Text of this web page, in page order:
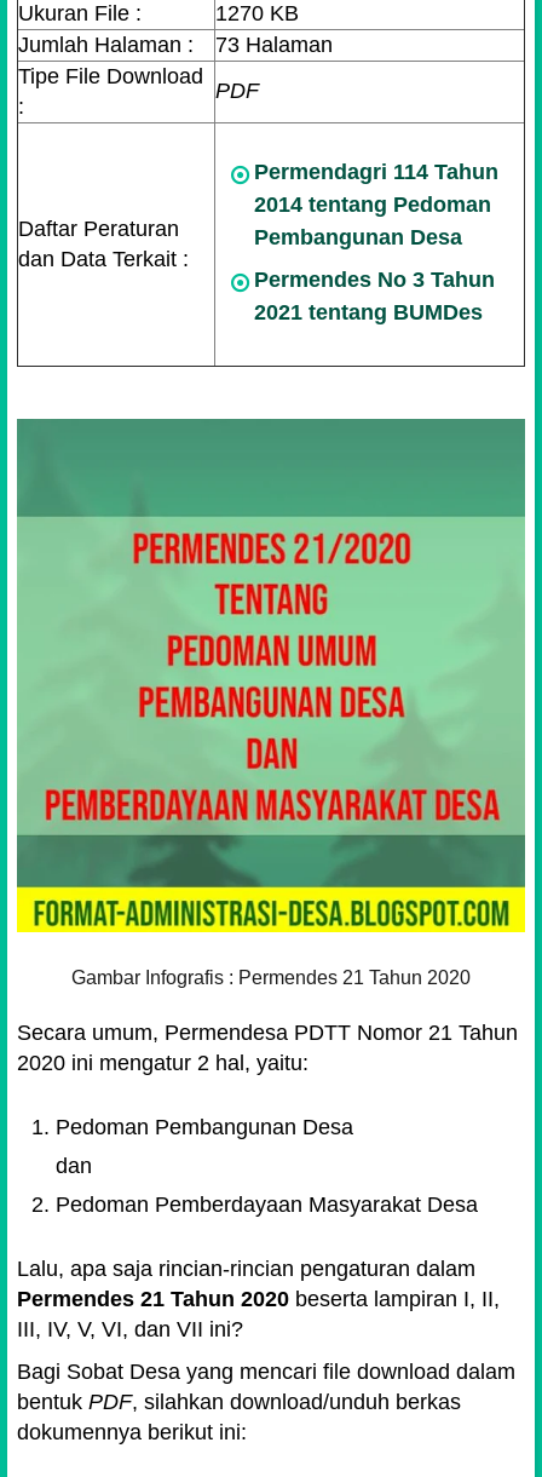
Ukuran File :
1270 KB
Jumlah Halaman :
73 Halaman
Tipe File Download
:
PDF
Daftar Peraturan
dan Data Terkait :
Permendagri 114 Tahun
2014 tentang Pedoman
Pembangunan Desa
Permendes No 3 Tahun
2021 tentang BUMDes
Gambar Infografis : Permendes 21 Tahun 2020
Secara umum, Permendesa PDTT Nomor 21 Tahun
2020 ini mengatur 2 hal, yaitu:
Pedoman Pembangunan Desa
dan
Pedoman Pemberdayaan Masyarakat Desa
Lalu, apa saja rincian-rincian pengaturan dalam
Permendes 21 Tahun 2020 beserta lampiran I, II,
III, IV, V, VI, dan VII ini?
Bagi Sobat Desa yang mencari file download dalam
bentuk PDF, silahkan download/unduh berkas
dokumennya berikut ini: